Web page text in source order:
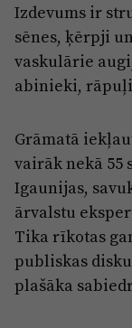
Izdevums ir
sēnes, ķērpji
vaskulārie
abinieki,
Grāmatā
vairāk nekā 55
Igaunijas,
ārvalstu
Tika rīkotas
publiskas
plašāka